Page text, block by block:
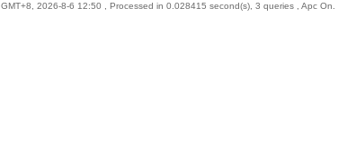
GMT+8, 2026-8-6 12:50 , Processed in 0.028415 second(s), 3 queries , Apc On.